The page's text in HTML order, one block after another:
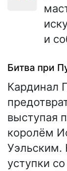
и
Битва при
Кардинал
выступая
королём
Уэльским.
уступки